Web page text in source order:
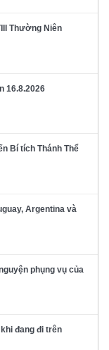
Thường Niên
16.8.2026
Bí tích Thánh Thể
Argentina và
phụng vụ của
đang đi trên